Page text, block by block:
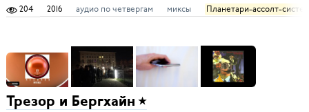
204 2016 аудио по четвергам миксы Планетари-ассолт-
Трезор и Бергхайн